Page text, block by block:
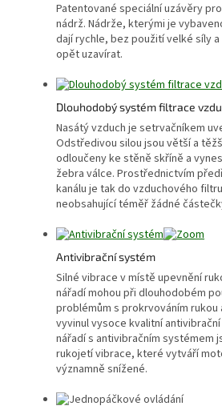
Patentované speciální uzávěry
nádrž. Nádrže, kterými je
dají rychle, bez použití velké síly
opět uzavírat.
Dlouhodobý systém filtrace
Nasátý vzduch je setrvačníkem
Odstředivou silou jsou větší a
odloučeny ke stěně skříně a
žebra válce. Prostřednictvím
kanálu je tak do vzduchového
neobsahující téměř žádné
Antivibrační systém
Silné vibrace v místě upevnění
nářadí mohou při dlouhodobém
problémům s prokrvováním rukou
vyvinul vysoce kvalitní
nářadí s antivibračním systémem
rukojetí vibrace, které vytváří
významně snížené.